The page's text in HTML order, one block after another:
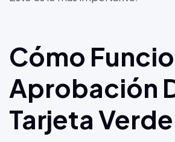
Cómo
Aprobación
Tarjeta Verde